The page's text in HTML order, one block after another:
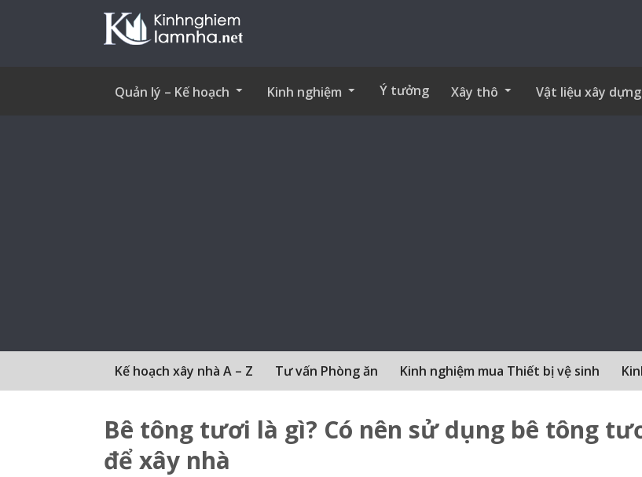
Quản lý – Kế hoạch Kinh nghiệm Ý tưởng Xây thô Vật liệu xây dựng
Kế hoạch xây nhà A – Z Tư vấn Phòng ăn Kinh nghiệm mua Thiết bị vệ sinh
Bê tông tươi là gì? Có nên sử dụng bê tông
để xây nhà